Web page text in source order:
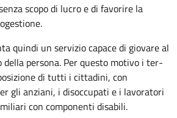
scopo di lucro e di favorire la
quindi un servizio capace di giovare al
della persona. Per questo motivo i ter­
di tutti i cittadini, con
gli anziani, i disoccupati e i lavoratori
con componenti disabili.